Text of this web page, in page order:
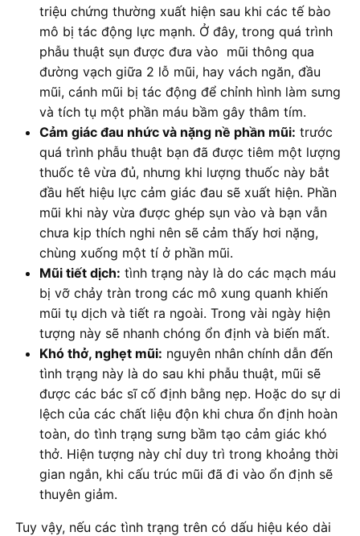
triệu chứng thường xuất hiện sau khi các tế bào
mô bị tác động lực mạnh. Ở đây, trong quá trình
phẫu thuật sụn được đưa vào mũi thông qua
đường vạch giữa 2 lỗ mũi, hay vách ngăn, đầu
mũi, cánh mũi bị tác động để chỉnh hình làm sưng
và tích tụ một phần máu bầm gây thâm tím.
Cảm giác đau nhức và nặng nề phần mũi: trước
quá trình phẫu thuật bạn đã được tiêm một lượng
thuốc tê vừa đủ, nhưng khi lượng thuốc này bắt
đầu hết hiệu lực cảm giác đau sẽ xuất hiện. Phần
mũi khi này vừa được ghép sụn vào và bạn vẫn
chưa kịp thích nghi nên sẽ cảm thấy hơi nặng,
chùng xuống một tí ở phần mũi.
Mũi tiết dịch: tình trạng này là do các mạch máu
bị vỡ chảy tràn trong các mô xung quanh khiến
mũi tụ dịch và tiết ra ngoài. Trong vài ngày hiện
tượng này sẽ nhanh chóng ổn định và biến mất.
Khó thở, nghẹt mũi: nguyên nhân chính dẫn đến
tình trạng này là do sau khi phẫu thuật, mũi sẽ
được các bác sĩ cố định bằng nẹp. Hoặc do sự di
lệch của các chất liệu độn khi chưa ổn định hoàn
toàn, do tình trạng sưng bầm tạo cảm giác khó
thở. Hiện tượng này chỉ duy trì trong khoảng thời
gian ngắn, khi cấu trúc mũi đã đi vào ổn định sẽ
thuyên giảm.
Tuy vậy, nếu các tình trạng trên có dấu hiệu kéo dài